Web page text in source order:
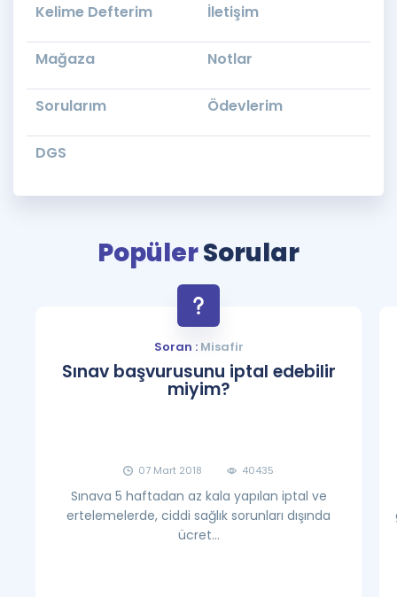
Kelime Defterim İletişim
Mağaza Notlar
Sorularım Ödevlerim
DGS
PopülerSorular
Soran :Misafir
Sınav başvurusunu iptal edebilir
miyim?
07 Mart 2018 40435
Sınava 5 haftadan az kala yapılan iptal ve
ertelemelerde, ciddi sağlık sorunları dışında
ücret...